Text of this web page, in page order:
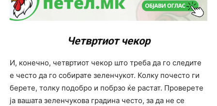
Четвртиот чекор
И, конечно, четвртиот чекор што треба да го следите
е често да го собирате зеленчукот. Колку почесто ги
берете, толку подобро и побрзо ќе растат. Проверете
ја вашата зеленчукова градина често, за да не се